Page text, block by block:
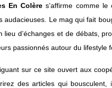
En Colère s’affirme comme le
audacieuses. Le mag qui fait
lieu d’échanges et de débats,
passionnés autour du lifestyle
sur ce site ouvert aux
des articles qui bousculent,